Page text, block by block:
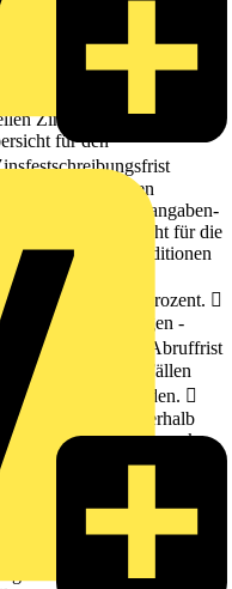
Energieeffizient
: 09/2012 •
5-9 • 60325
2944 • www.kfw.de
• Fax: 069 7431-9500
Zinssatzes entnehmen
für den
jeweils geltenden
gemäß Preisangaben-
für die
www.kfw.de/konditionen
100 Prozent. 
-
werden.  Die Abruffrist
In begründeten Fällen
verlängert werden. 
Beträge innerhalb
Verwendungszweck
dieser Frist ist
 Für den noch
Beginn des 13. Monats
von
Tilgung erfolgt nach
hohen